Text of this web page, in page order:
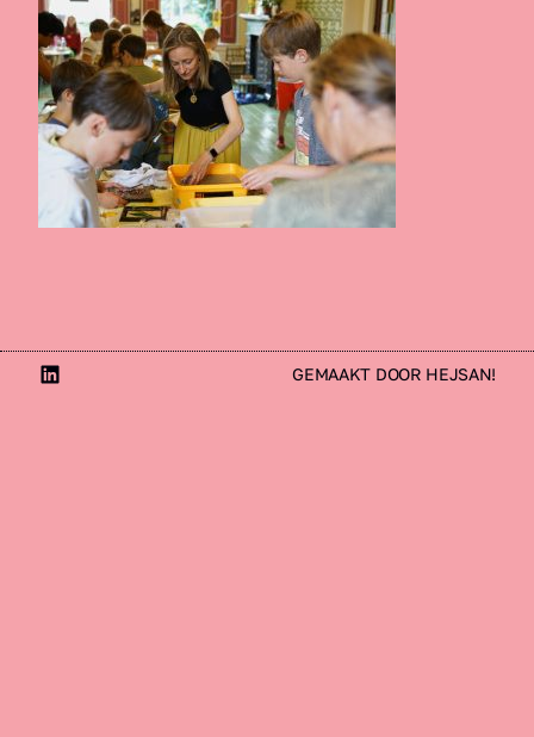
LinkedIn GEMAAKT DOOR HEJSAN!